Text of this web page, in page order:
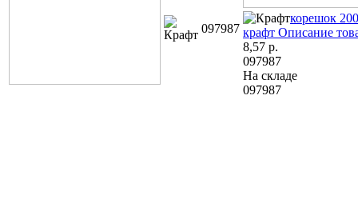
097987
корешок
крафт Описание
8,57 р.
097987
На складе
097987